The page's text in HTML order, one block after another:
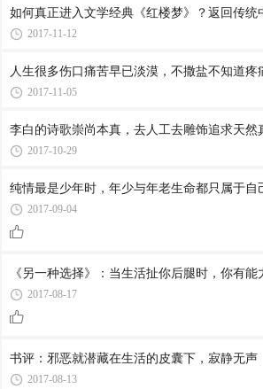
如何真正进入文学经典《红楼梦》？返回传统
2017-11-12
人生很多伤口痛苦早已淡漠，不撒盐不知道疼
2017-11-05
李白的诗歌崇尚本真，去人工去雕饰追求天然
2017-10-29
纯情最是少年时，年少与年老生命都只属于自
2017-09-04
《另一种选择》：当生活扯你后腿时，你有
2017-08-17
书评：邪恶就潜藏在生活的皮囊下，寂静无声
2017-08-13